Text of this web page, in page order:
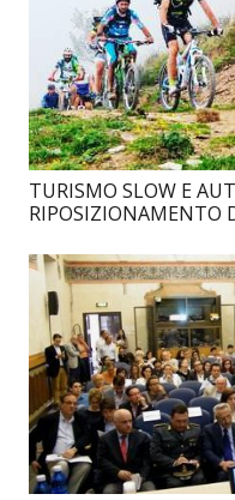
TURISMO SLOW E
RIPOSIZIONAMENTO